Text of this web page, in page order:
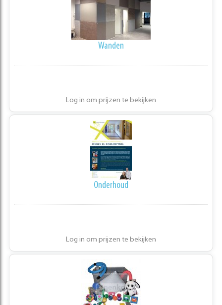
Wanden
Log in om prijzen te bekijken
Onderhoud
Log in om prijzen te bekijken